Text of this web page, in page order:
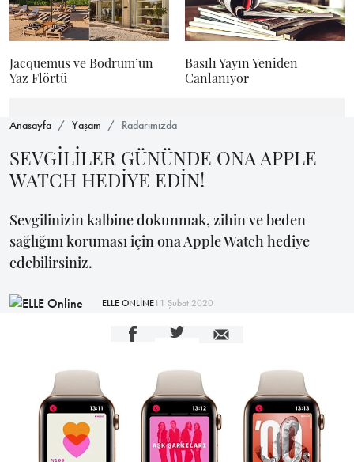
Jacquemus ve Bodrum’un
Yaz Flörtü
Basılı Yayın Yeniden
Canlanıyor
Anasayfa Yaşam Radarımızda
SEVGİLİLER GÜNÜNDE ONA APPLE
WATCH HEDİYE EDİN!
Sevgilinizin kalbine dokunmak, zihin ve beden
sağlığını koruması için ona Apple Watch hediye
edebilirsiniz.
ELLE ONLİNE11 Şubat 2020